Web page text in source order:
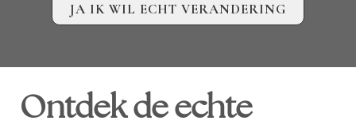
JA IK WIL ECHT VERANDERING
Ontdek de echte